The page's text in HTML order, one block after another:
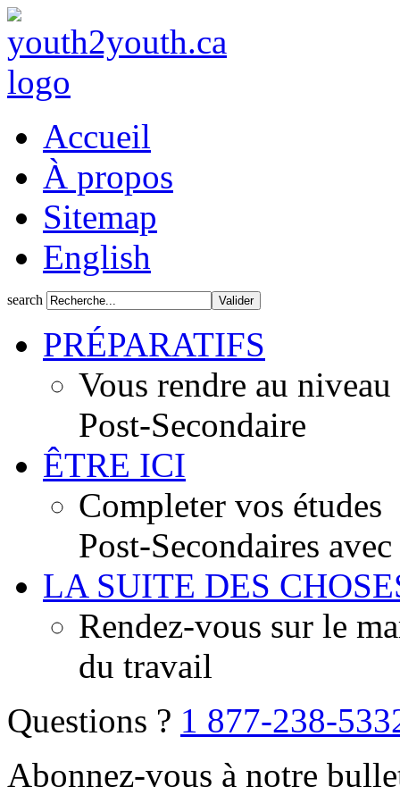
Accueil
À propos
Sitemap
English
search
PRÉPARATIFS
Vous rendre au niveau
Post-Secondaire
ÊTRE ICI
Completer vos études
Post-Secondaires avec
LA SUITE DES
Rendez-vous sur le
du travail
Questions ? 1 877-238-
Abonnez-vous à notre